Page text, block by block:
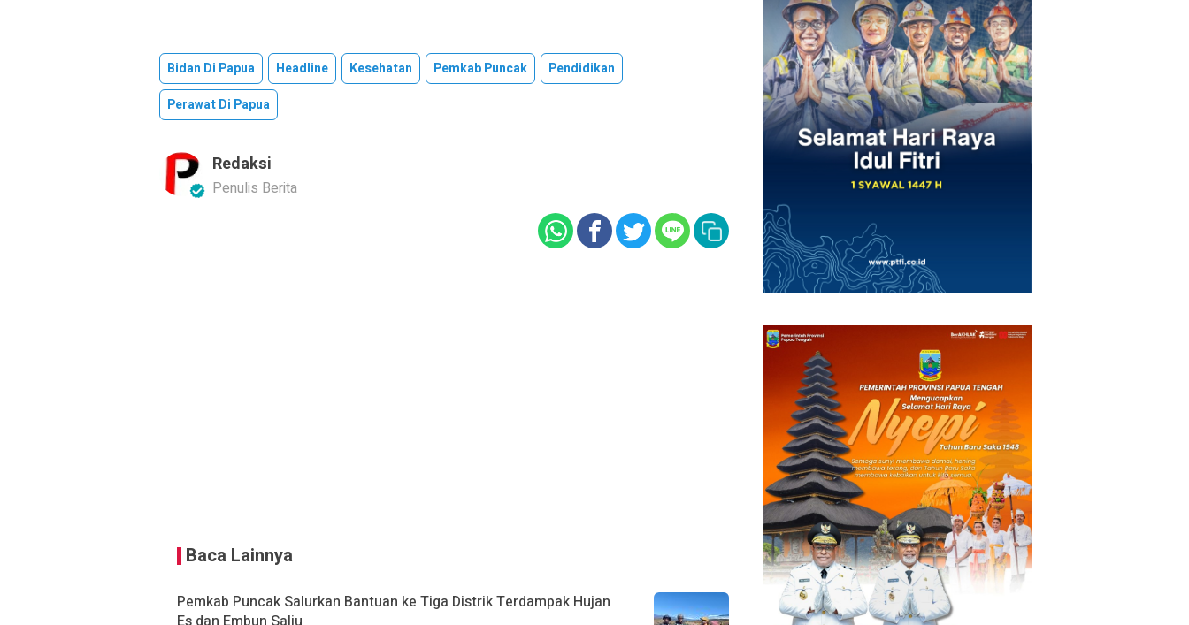
Bidan Di Papua Headline Kesehatan Pemkab Puncak
Pendidikan
Perawat Di Papua
Redaksi
Penulis Berita
Baca Lainnya
Pemkab Puncak Salurkan Bantuan ke Tiga Distrik Terdampak Hujan